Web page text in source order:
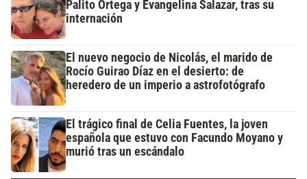
Palito Ortega y Evangelina Salazar, tras su
internación
El nuevo negocio de Nicolás, el marido de
Rocío Guirao Díaz en el desierto: de
heredero de un imperio a astrofotógrafo
El trágico final de Celia Fuentes, la joven
española que estuvo con Facundo Moyano y
murió tras un escándalo